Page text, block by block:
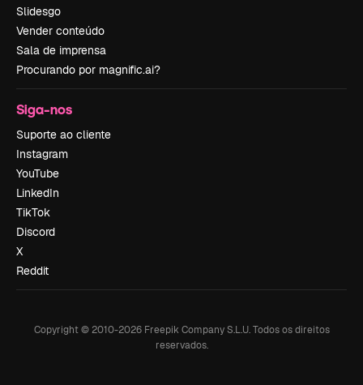
Slidesgo
Vender conteúdo
Sala de imprensa
Procurando por magnific.ai?
Siga-nos
Suporte ao cliente
Instagram
YouTube
LinkedIn
TikTok
Discord
X
Reddit
Copyright © 2010-2026Freepik Company S.L.U. Todos os direitos
reservados.